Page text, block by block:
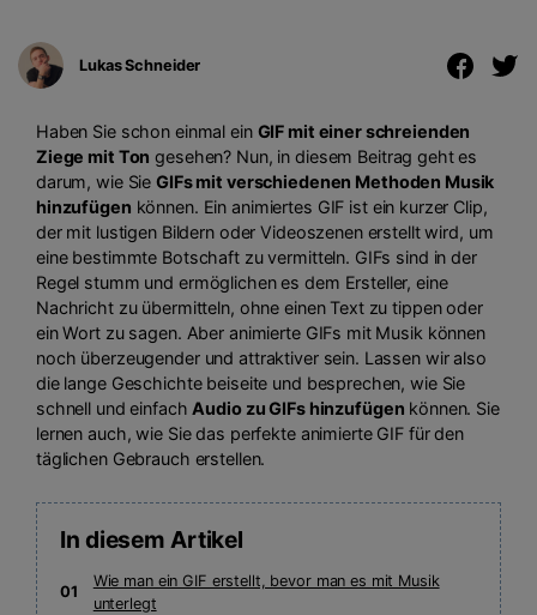
Lukas Schneider
Haben Sie schon einmal ein GIF mit einer schreienden
Ziege mit Ton gesehen? Nun, in diesem Beitrag geht es
darum, wie SieGIFs mit verschiedenen Methoden Musik
hinzufügen können. Ein animiertes GIF ist ein kurzer Clip,
der mit lustigen Bildern oder Videoszenen erstellt wird, um
eine bestimmte Botschaft zu vermitteln. GIFs sind in der
Regel stumm und ermöglichen es dem Ersteller, eine
Nachricht zu übermitteln, ohne einen Text zu tippen oder
ein Wort zu sagen. Aber animierte GIFs mit Musik können
noch überzeugender und attraktiver sein. Lassen wir also
die lange Geschichte beiseite und besprechen, wie Sie
schnell und einfach Audio zu GIFs hinzufügen können. Sie
lernen auch, wie Sie das perfekte animierte GIF für den
täglichen Gebrauch erstellen.
In diesem Artikel
01
Wie man ein GIF erstellt, bevor man es mit Musik
unterlegt